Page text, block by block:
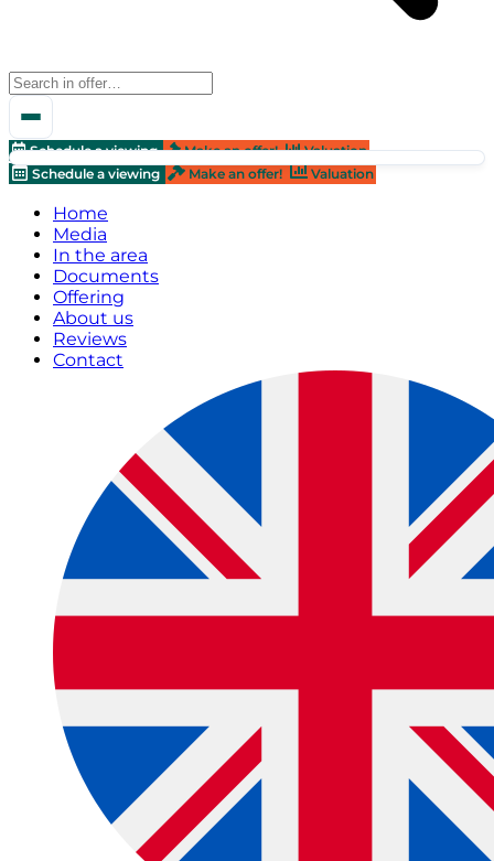
Schedule a viewing Make an offer!
Valuation
Schedule a viewing
Make an offer! Valuation
Home
Media
In the area
Documents
Offering
About us
Reviews
Contact